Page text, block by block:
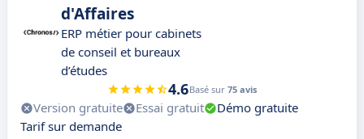
d'Affaires
ERP métier pour cabinets
de conseil et bureaux
d’études
4.6Basé sur 75 avis
Version gratuite Essai gratuit
Démo gratuite
Tarif sur demande